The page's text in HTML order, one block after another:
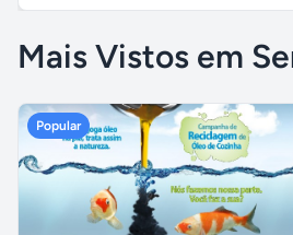
Mais Vistos em
Popular